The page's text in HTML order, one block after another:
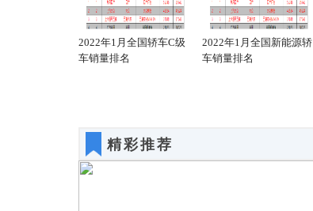
2022年1月全国轿车C级
车销量排名
2022年1月全国新能源轿
车销量排名
精彩推荐